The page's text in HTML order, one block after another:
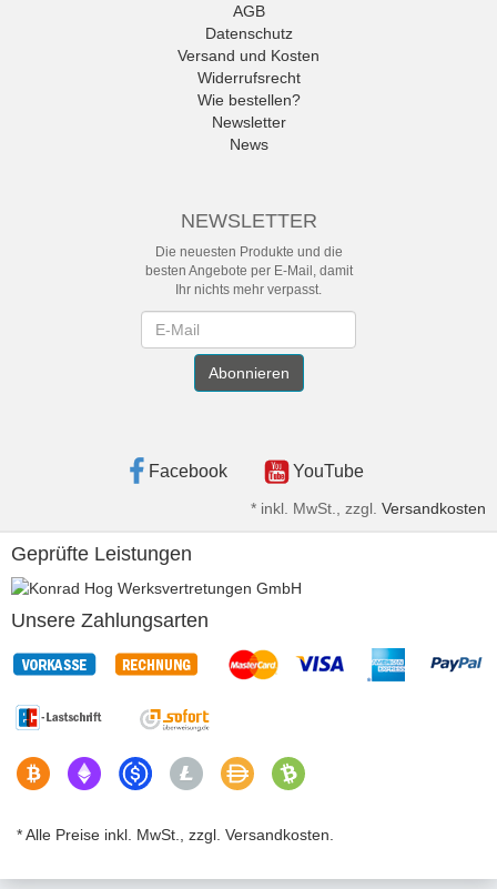
AGB
Datenschutz
Versand und Kosten
Widerrufsrecht
Wie bestellen?
Newsletter
News
NEWSLETTER
Die neuesten Produkte und die
besten Angebote per E-Mail, damit
Ihr nichts mehr verpasst.
Abonnieren
Facebook YouTube
* inkl. MwSt., zzgl. Versandkosten
Geprüfte Leistungen
Unsere Zahlungsarten
* Alle Preise inkl. MwSt., zzgl. Versandkosten.